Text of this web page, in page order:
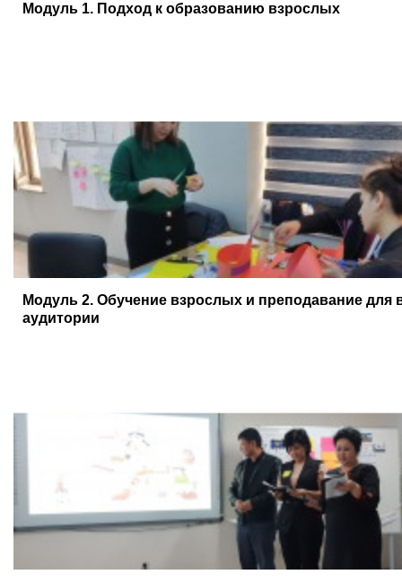
Модуль 1. Подход к образованию взрослых
Модуль 2. Обучение взрослых и преподавание для
аудитории